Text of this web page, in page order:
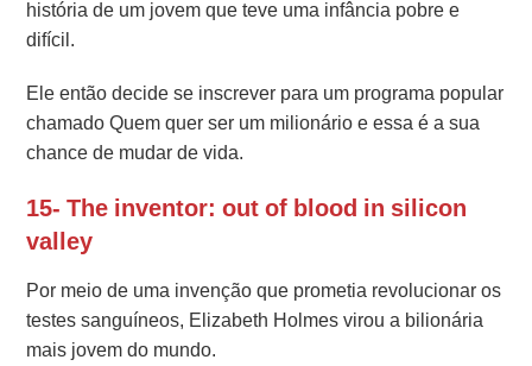
história de um jovem que teve uma infância pobre e
difícil.
Ele então decide se inscrever para um programa popular
chamado Quem quer ser um milionário e essa é a sua
chance de mudar de vida.
15- The inventor: out of blood in silicon
valley
Por meio de uma invenção que prometia revolucionar os
testes sanguíneos, Elizabeth Holmes virou a bilionária
mais jovem do mundo.